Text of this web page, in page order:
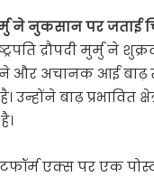
मुर्मु ने नुकसान पर जताई
द्रौपदी मुर्मु ने
और अचानक आई
उन्होंने बाढ़ प्रभावित
एक्स पर एक पोस्ट